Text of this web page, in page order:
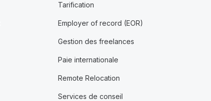
Tarification
Employer of record (EOR)
Gestion des freelances
Paie internationale
Remote Relocation
Services de conseil